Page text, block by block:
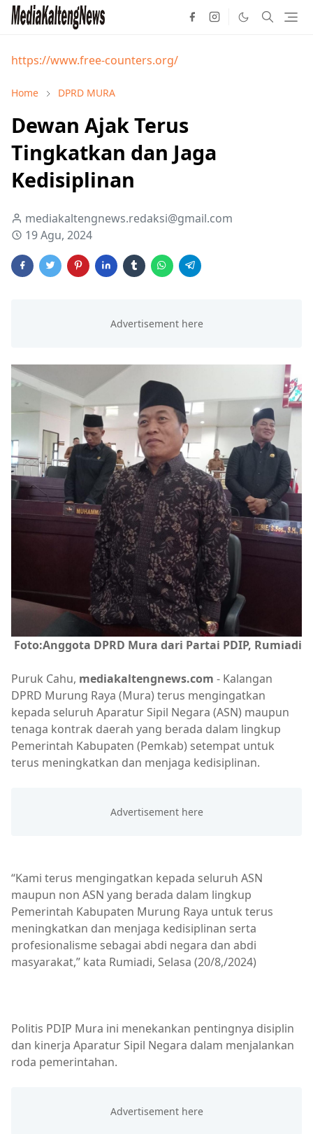
https://www.free-counters.org/
Home DPRD MURA
Dewan Ajak Terus
Tingkatkan dan Jaga
Kedisiplinan
mediakaltengnews.redaksi@gmail.com
19 Agu, 2024
Foto:Anggota DPRD Mura dari Partai PDIP, Rumiadi
Puruk Cahu, mediakaltengnews.com - Kalangan
DPRD Murung Raya (Mura) terus mengingatkan
kepada seluruh Aparatur Sipil Negara (ASN) maupun
tenaga kontrak daerah yang berada dalam lingkup
Pemerintah Kabupaten (Pemkab) setempat untuk
terus meningkatkan dan menjaga kedisiplinan.
“Kami terus mengingatkan kepada seluruh ASN
maupun non ASN yang berada dalam lingkup
Pemerintah Kabupaten Murung Raya untuk terus
meningkatkan dan menjaga kedisiplinan serta
profesionalisme sebagai abdi negara dan abdi
masyarakat,” kata Rumiadi, Selasa (20/8,/2024)
Politis PDIP Mura ini menekankan pentingnya disiplin
dan kinerja Aparatur Sipil Negara dalam menjalankan
roda pemerintahan.